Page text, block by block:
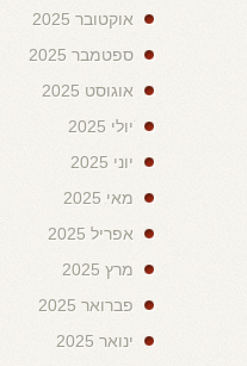
אוקטובר 2025
ספטמבר 2025
אוגוסט 2025
יולי 2025
יוני 2025
מאי 2025
אפריל 2025
מרץ 2025
פברואר 2025
ינואר 2025